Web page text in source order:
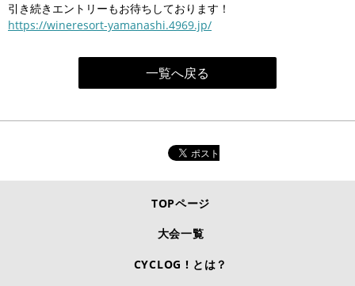
引き続きエントリーもお待ちしております！
https://wineresort-yamanashi.4969.jp/
一覧へ戻る
TOPページ
大会一覧
CYCLOG ! とは？